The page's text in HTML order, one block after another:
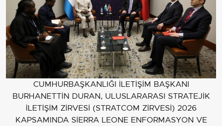
CUMHURBAŞKANLIĞI İLETİŞİM BAŞKANI
BURHANETTİN DURAN, ULUSLARARASI STRATEJİK
İLETİŞİM ZİRVESİ (STRATCOM ZİRVESİ) 2026
KAPSAMINDA SİERRA LEONE ENFORMASYON VE